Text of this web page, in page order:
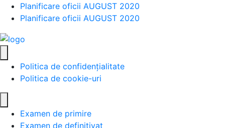
Planificare oficii AUGUST 2020
Planificare oficii AUGUST 2020
Politica de confidențialitate
Politica de cookie-uri
Examen de primire
Examen de definitivat